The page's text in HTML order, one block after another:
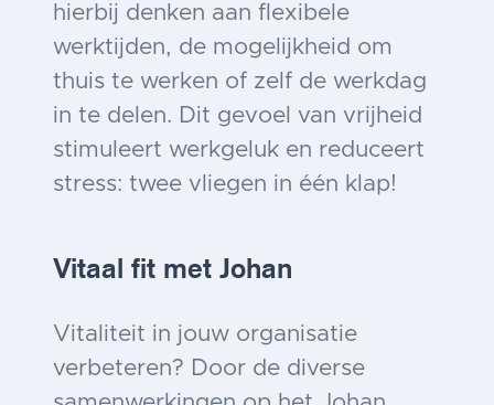
hierbij denken aan flexibele
werktijden, de mogelijkheid om
thuis te werken of zelf de werkdag
in te delen. Dit gevoel van vrijheid
stimuleert werkgeluk en reduceert
stress: twee vliegen in één klap!
Vitaal fit met Johan
Vitaliteit in jouw organisatie
verbeteren? Door de diverse